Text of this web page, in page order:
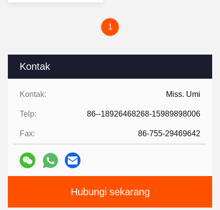
Kontak
Kontak: Miss. Umi
Telp: 86--18926468268-15989898006
Fax: 86-755-29469642
Hubungi sekarang
1